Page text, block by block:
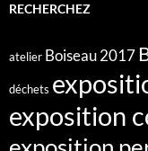
RECHERCHEZ
atelier Boiseau 2017
déchets
exposition